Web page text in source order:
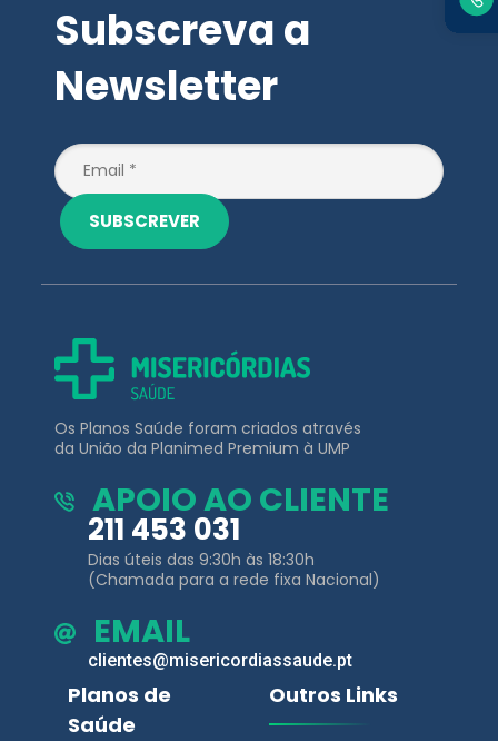
Subscreva a
Newsletter
SUBSCREVER
Os Planos Saúde foram criados através
da União da Planimed Premium à UMP
APOIO AO CLIENTE
211 453 031
Dias úteis das 9:30h às 18:30h
(Chamada para a rede fixa Nacional)
EMAIL
clientes@misericordiassaude.pt
Planos de
Saúde
Outros Links